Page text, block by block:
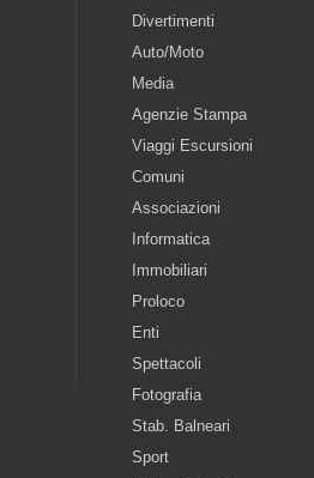
Divertimenti
Auto/Moto
Media
Agenzie Stampa
Viaggi Escursioni
Comuni
Associazioni
Informatica
Immobiliari
Proloco
Enti
Spettacoli
Fotografia
Stab. Balneari
Sport